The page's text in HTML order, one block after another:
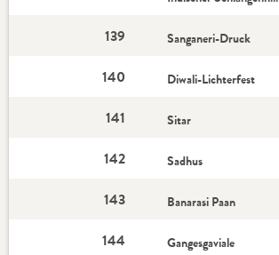
139 Sanganeri-Druck
140 Diwali-Lichterfest
141 Sitar
142 Sadhus
143 Banarasi Paan
144 Gangesgaviale